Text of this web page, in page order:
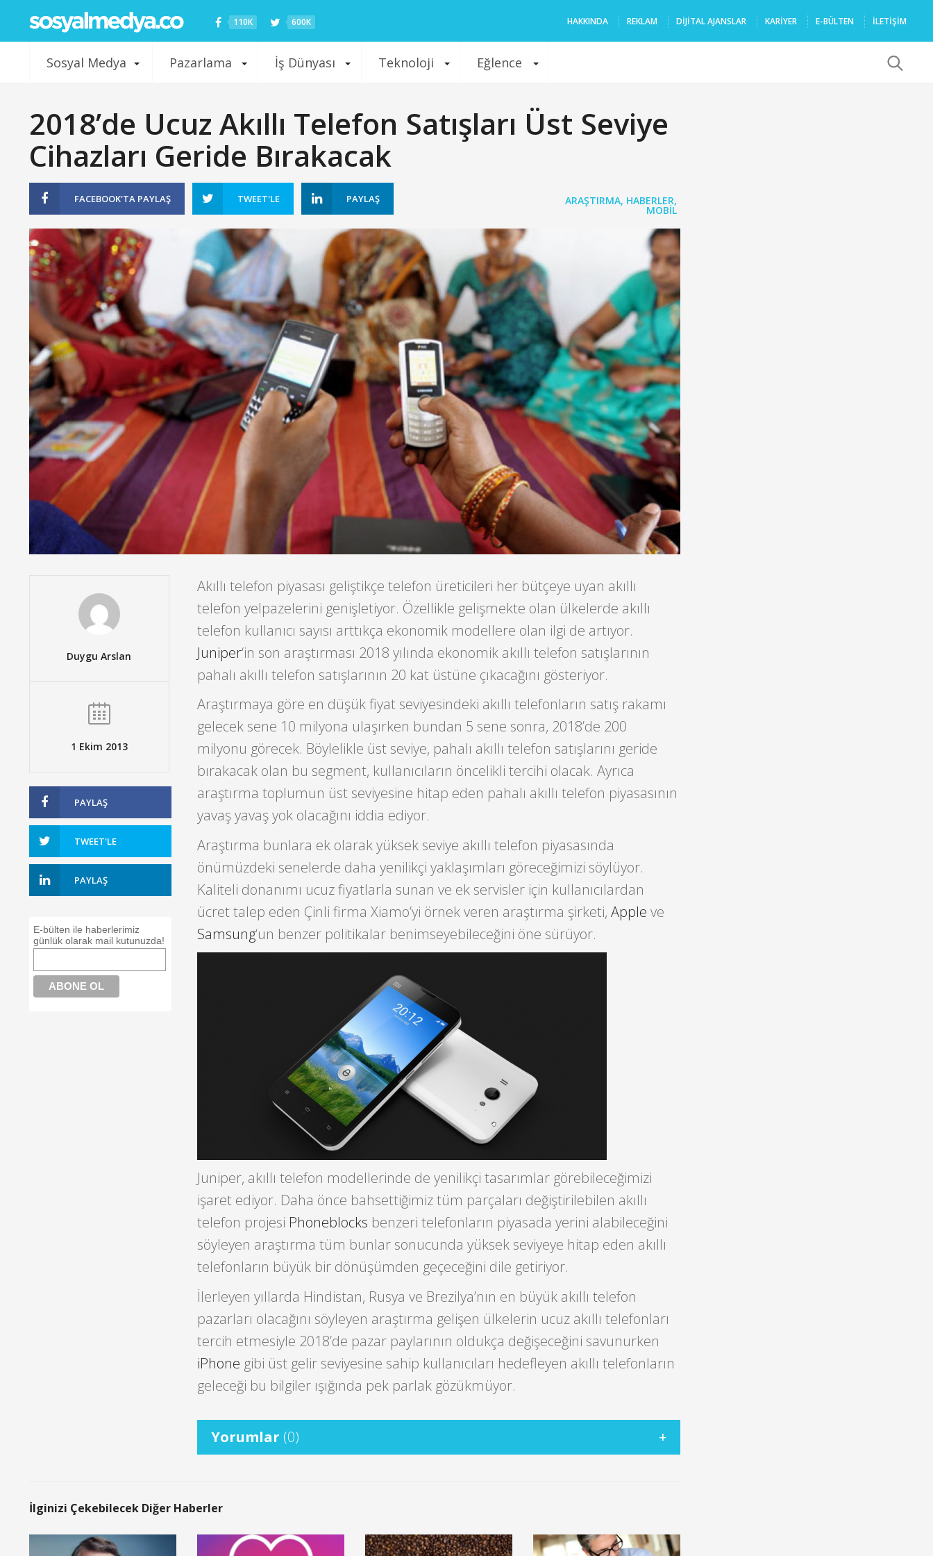
110K 600K HAKKINDA REKLAM DIJITAL AJANSLAR KARIYER E-BÜLTEN İLETİŞİM
Sosyal Medya Pazarlama İş Dünyası Teknoloji Eğlence
2018’de Ucuz Akıllı Telefon Satışları Üst Seviye
Cihazları Geride Bırakacak
FACEBOOK'TA PAYLAŞ TWEET'LE PAYLAŞ ARAŞTIRMA, HABERLER,
MOBIL
Duygu Arslan
1 Ekim 2013
PAYLAŞ
TWEET'LE
PAYLAŞ
E-bülten ile haberlerimiz
günlük olarak mail kutunuzda!
Akıllı telefon piyasası geliştikçe telefon üreticileri her bütçeye uyan akıllı
telefon yelpazelerini genişletiyor. Özellikle gelişmekte olan ülkelerde akıllı
telefon kullanıcı sayısı arttıkça ekonomik modellere olan ilgi de artıyor.
Juniper‘in son araştırması 2018 yılında ekonomik akıllı telefon satışlarının
pahalı akıllı telefon satışlarının 20 kat üstüne çıkacağını gösteriyor.
Araştırmaya göre en düşük fiyat seviyesindeki akıllı telefonların satış rakamı
gelecek sene 10 milyona ulaşırken bundan 5 sene sonra, 2018’de 200
milyonu görecek. Böylelikle üst seviye, pahalı akıllı telefon satışlarını geride
bırakacak olan bu segment, kullanıcıların öncelikli tercihi olacak. Ayrıca
araştırma toplumun üst seviyesine hitap eden pahalı akıllı telefon piyasasının
yavaş yavaş yok olacağını iddia ediyor.
Araştırma bunlara ek olarak yüksek seviye akıllı telefon piyasasında
önümüzdeki senelerde daha yenilikçi yaklaşımları göreceğimizi söylüyor.
Kaliteli donanımı ucuz fiyatlarla sunan ve ek servisler için kullanıcılardan
ücret talep eden Çinli firma Xiamo’yi örnek veren araştırma şirketi, Apple ve
Samsung‘un benzer politikalar benimseyebileceğini öne sürüyor.
Juniper, akıllı telefon modellerinde de yenilikçi tasarımlar görebileceğimizi
işaret ediyor. Daha önce bahsettiğimiz tüm parçaları değiştirilebilen akıllı
telefon projesi Phoneblocks benzeri telefonların piyasada yerini alabileceğini
söyleyen araştırma tüm bunlar sonucunda yüksek seviyeye hitap eden akıllı
telefonların büyük bir dönüşümden geçeceğini dile getiriyor.
İlerleyen yıllarda Hindistan, Rusya ve Brezilya’nın en büyük akıllı telefon
pazarları olacağını söyleyen araştırma gelişen ülkelerin ucuz akıllı telefonları
tercih etmesiyle 2018’de pazar paylarının oldukça değişeceğini savunurken
iPhone gibi üst gelir seviyesine sahip kullanıcıları hedefleyen akıllı telefonların
geleceği bu bilgiler ışığında pek parlak gözükmüyor.
Yorumlar (0)
İlginizi Çekebilecek Diğer Haberler